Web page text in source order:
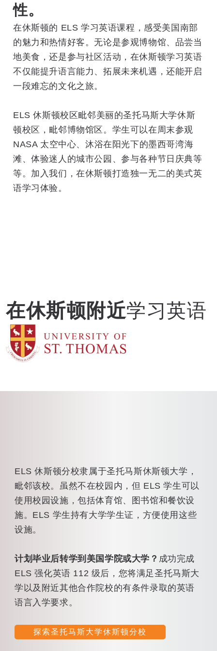
性。
在休斯顿的 ELS 学习英语课程，感受美国南部
的魅力和热情好客。无论是参观博物馆、品尝当
地美食，还是参与社区活动，在休斯顿学习英语
不仅能提升语言能力、拓展未来机遇，还能开启
一段难忘的文化之旅。
ELS 休斯顿校区毗邻美丽的圣托马斯大学休斯
顿校区，毗邻博物馆区。学生可以在周末参观
NASA 太空中心、沐浴在阳光下的墨西哥湾海
滩、体验迷人的城市公园、参与各种节日庆典等
等。加入我们，在休斯顿打造独一无二的美式英
语学习体验。
在休斯顿附近学习英语
ELS 休斯顿分校隶属于圣托马斯休斯顿大学，
毗邻该校。虽然不在校园内，但 ELS 学生可以
使用校园设施，包括体育馆、图书馆和餐饮设
施。ELS 学生持有大学学生证，方便使用这些
设施。
计划毕业后转学到美国学院或大学？ 成功完成
ELS 强化英语 112 级后，您将满足圣托马斯大
学以及附近其他合作院校的有条件录取的英语
语言入学要求。
探索圣托马斯大学休斯顿分校